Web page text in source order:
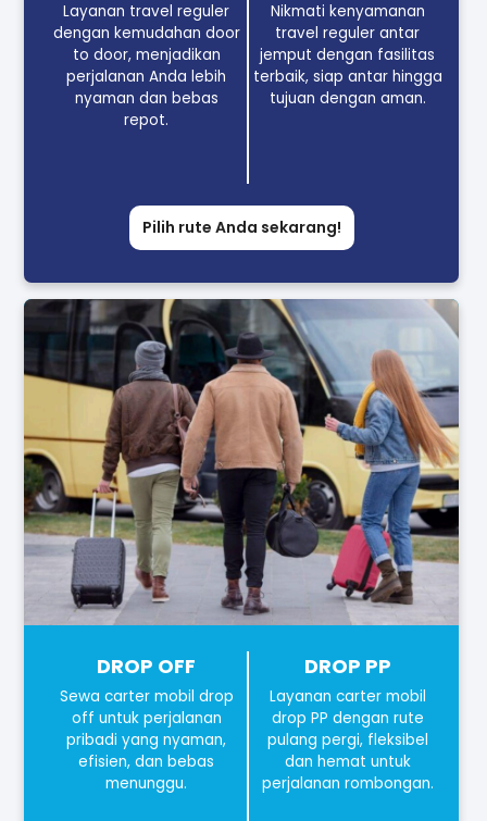
Layanan travel reguler
dengan kemudahan door
to door, menjadikan
perjalanan Anda lebih
nyaman dan bebas
repot.
Nikmati kenyamanan
travel reguler antar
jemput dengan fasilitas
terbaik, siap antar hingga
tujuan dengan aman.
Pilih rute Anda sekarang!
DROP OFF
Sewa carter mobil drop
off untuk perjalanan
pribadi yang nyaman,
efisien, dan bebas
menunggu.
DROP PP
Layanan carter mobil
drop PP dengan rute
pulang pergi, fleksibel
dan hemat untuk
perjalanan rombongan.